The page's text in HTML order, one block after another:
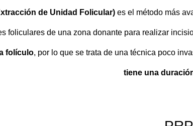
de Unidad Folicular) es el método más
foliculares de una zona donante para realizar
folículo, por lo que se trata de una técnica poco
tiene una